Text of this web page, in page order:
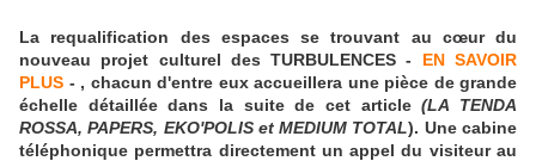
La requalification des espaces se trouvant au cœur du
nouveau projet culturel des TURBULENCES - EN SAVOIR
PLUS - , chacun d'entre eux accueillera une pièce de grande
échelle détaillée dans la suite de cet article(LA TENDA
ROSSA, PAPERS, EKO'POLIS et MEDIUM TOTAL). Une cabine
téléphonique permettra directement un appel du visiteur au